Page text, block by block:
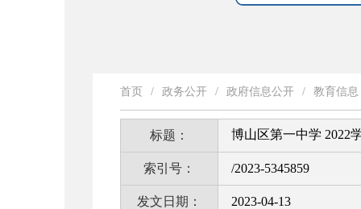
首页 / 政务公开 / 政府信息公开 / 教育信息
标题： 博山区第一中学 2022
索引号： /2023-5345859
发文日期： 2023-04-13